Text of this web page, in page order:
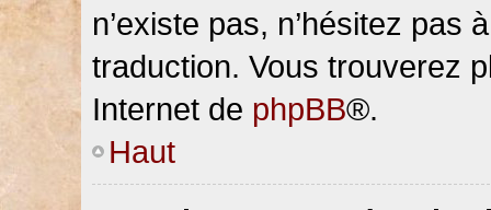
n’existe pas, n’hésitez pas
traduction. Vous trouverez
Internet de phpBB®.
Haut